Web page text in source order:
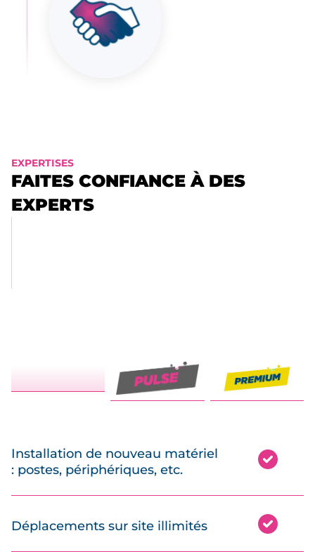
EXPERTISES
FAITES CONFIANCE À DES
EXPERTS
Installation de nouveau matériel
: postes, périphériques, etc.
Déplacements sur site illimités